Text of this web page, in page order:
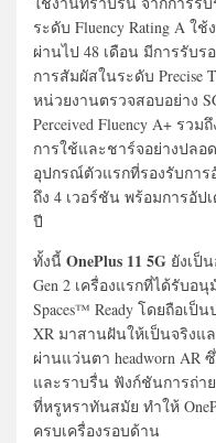
ระดับ Fluency Rating A ใ
ผ่านไป 48 เดือน มีการรับ
การสัมผัสในระดับ Precise
หน่วยงานตรวจสอบอย่าง
Perceived Fluency A+ รว
การใช้และชาร์จอย่างปลอ
อุปกรณ์ตัวแรกที่รองรับการ
ถึง 4 เวอร์ชัน พร้อมการอั
ปี
ทั้งนี้ OnePlus 11 5G ยังเป็
Gen 2 เครื่องแรกที่ได้รับอนุ
Spaces™ Ready โดยถือเ
XR มาสานฝันให้เป็นจริงแ
ผ่านแว่นตา headworn AR
และราบรื่น ฟังก์ชันการถ่า
ที่หรูหราทันสมัย ทำให้
ครบเครื่องรอบด้าน